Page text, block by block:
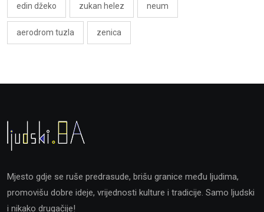
edin džeko zukan helez neum
aerodrom tuzla zenica
Mjesto gdje se ruše predrasude, brišu granice među ljudima,
promovišu dobre ideje, vrijednosti kulture i tradicije. Samo ljudski
i nikako drugačije!